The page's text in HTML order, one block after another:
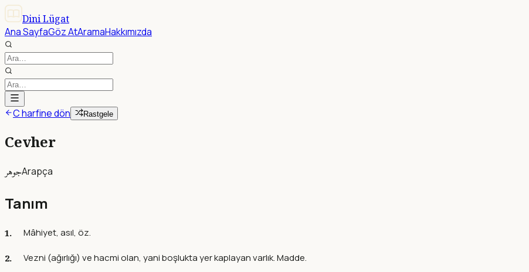
Dini Lügat
Ana SayfaGöz AtAramaHakkımızda
C harfine dön Rastgele
Cevher
جوهرArapça
Tanım
Mâhiyet, asıl, öz.
Vezni (ağırlığı) ve hacmi olan, yani boşlukta yer kaplayan varlık. Madde.